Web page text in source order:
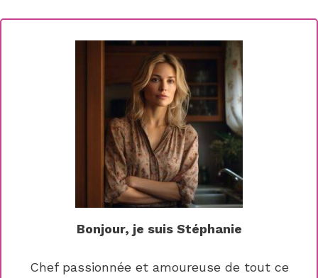
Bonjour, je suis Stéphanie
Chef passionnée et amoureuse de tout ce